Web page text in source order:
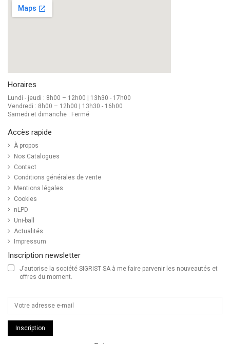
Horaires
Lundi - jeudi : 8h00 – 12h00 | 13h30 - 17h00
Vendredi : 8h00 – 12h00 | 13h30 - 16h00
Samedi et dimanche : Fermé
Accès rapide
À propos
Nos Catalogues
Contact
Conditions générales de vente
Mentions légales
Cookies
nLPD
Uni-ball
Actualités
Impressum
Inscription newsletter
J’autorise la société SIGRIST SA à me faire parvenir les nouveautés et
offres du moment.
Inscription